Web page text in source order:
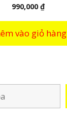
o
à
i
5
990,000₫
vào giỏ hàng